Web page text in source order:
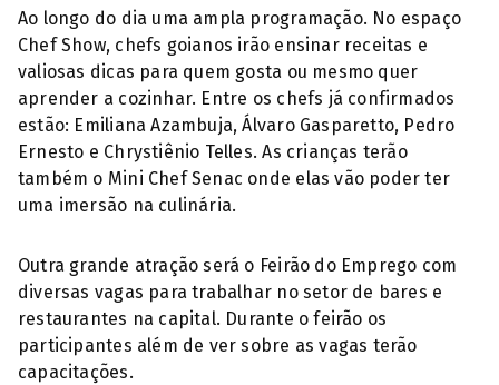
Ao longo do dia uma ampla programação. No espaço
Chef Show, chefs goianos irão ensinar receitas e
valiosas dicas para quem gosta ou mesmo quer
aprender a cozinhar. Entre os chefs já confirmados
estão: Emiliana Azambuja, Álvaro Gasparetto, Pedro
Ernesto e Chrystiênio Telles. As crianças terão
também o Mini Chef Senac onde elas vão poder ter
uma imersão na culinária.
Outra grande atração será o Feirão do Emprego com
diversas vagas para trabalhar no setor de bares e
restaurantes na capital. Durante o feirão os
participantes além de ver sobre as vagas terão
capacitações.